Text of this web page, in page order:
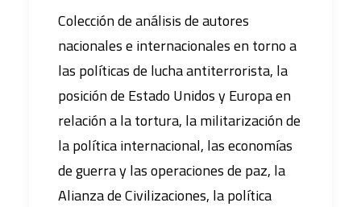
Colección de análisis de autores
nacionales e internacionales en torno a
las políticas de lucha antiterrorista, la
posición de Estado Unidos y Europa en
relación a la tortura, la militarización de
la política internacional, las economías
de guerra y las operaciones de paz, la
Alianza de Civilizaciones, la política